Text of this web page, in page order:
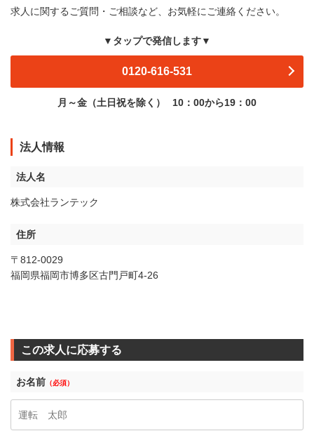
求人に関するご質問・ご相談など、お気軽にご連絡ください。
▼タップで発信します▼
0120-616-531
月～金（土日祝を除く） 10：00から19：00
法人情報
法人名
株式会社ランテック
住所
〒812-0029
福岡県福岡市博多区古門戸町4-26
この求人に応募する
お名前 （必須）